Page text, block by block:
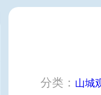
分类： 山城